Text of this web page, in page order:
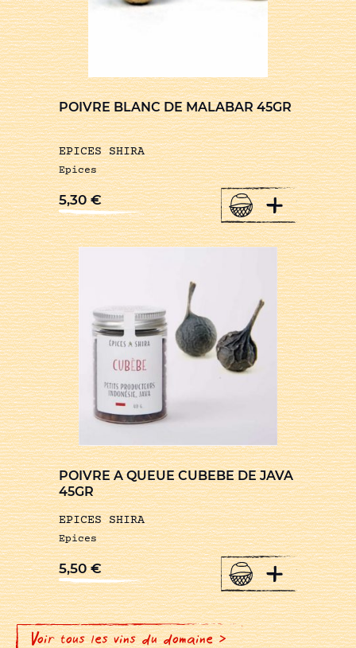
POIVRE BLANC DE MALABAR 45GR
EPICES SHIRA
Epices
5,30€ +
POIVRE A QUEUE CUBEBE DE JAVA
45GR
EPICES SHIRA
Epices
5,50€ +
Voir tous les vins du domaine >